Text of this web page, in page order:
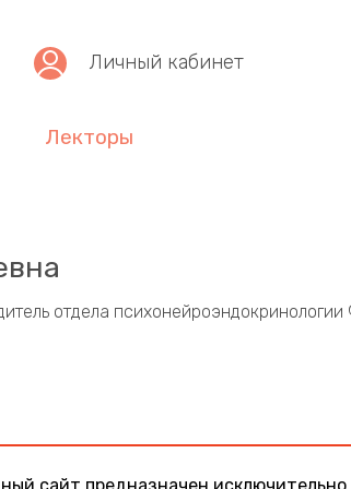
Личный кабинет
Лекторы
отдела